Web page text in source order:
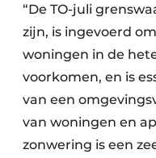
“De TO-juli
zijn, is ingevoerd
woningen in de
voorkomen, en is
van een
van woningen en
zonwering is een